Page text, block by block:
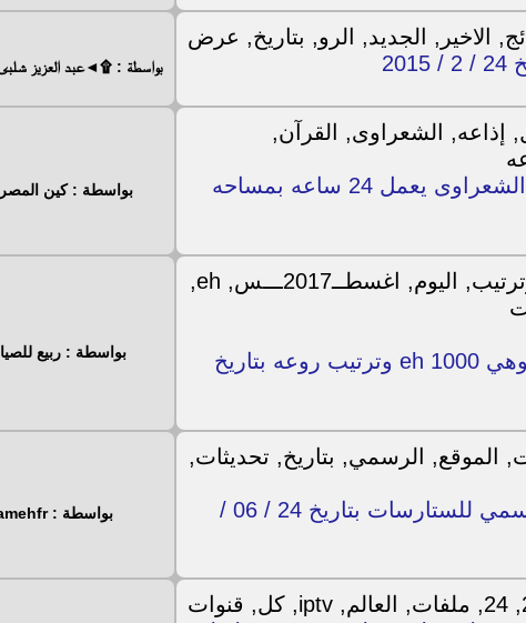
بواسطة : ۩◄عبد العزيز
إذاعه تفسير القرآن للشيخ الشعراوى يعمل 24 ساعه بمساحه
بواسطة : كين
ملف قنوات اليوم لجهاز جروهي eh 1000 وترتيب روعه بتاريخ
بواسطة : ربيع
حصرى تحديثات الموقع الرسمي للستارسات بتاريخ 24 / 06 /
بواسطة : samehfr